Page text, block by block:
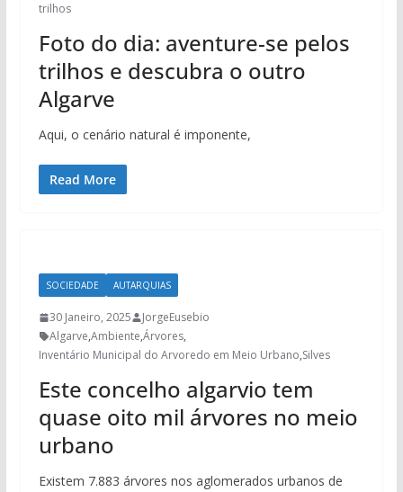
trilhos
Foto do dia: aventure-se pelos
trilhos e descubra o outro
Algarve
Aqui, o cenário natural é imponente,
Read More
SOCIEDADE AUTARQUIAS
30 Janeiro, 2025
JorgeEusebio
Algarve,Ambiente,Árvores,
Inventário Municipal do Arvoredo em Meio Urbano,Silves
Este concelho algarvio tem
quase oito mil árvores no meio
urbano
Existem 7.883 árvores nos aglomerados urbanos de